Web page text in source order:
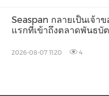
Seaspan กลายเป็นเจ้า
แรกที่เข้าถึงตลาดพันธบั
2026-08-07 11:20 4